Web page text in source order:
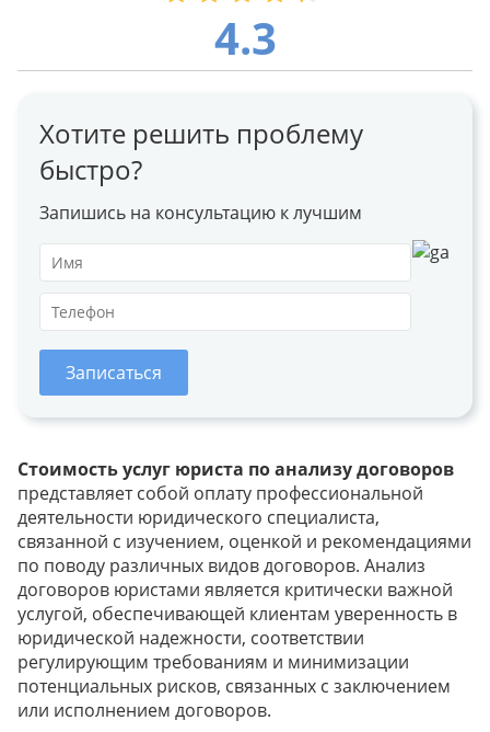
4.3
Хотите решить проблему
быстро?
Запишись на консультацию к лучшим
Записаться
Стоимость услуг юриста по анализу договоров
представляет собой оплату профессиональной
деятельности юридического специалиста,
связанной с изучением, оценкой и рекомендациями
по поводу различных видов договоров. Анализ
договоров юристами является критически важной
услугой, обеспечивающей клиентам уверенность в
юридической надежности, соответствии
регулирующим требованиям и минимизации
потенциальных рисков, связанных с заключением
или исполнением договоров.